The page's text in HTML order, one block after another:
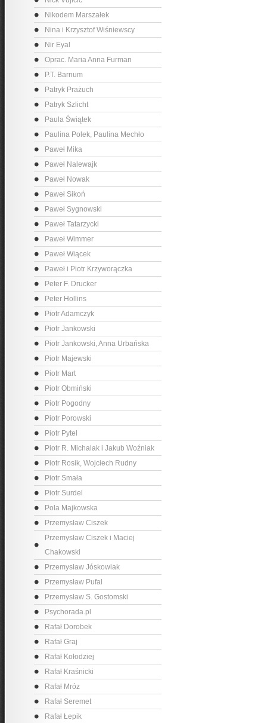
Nikodem Marszałek
Nina i Krzysztof Wiśniewscy
Nir Eyal
Oprac. Maria Anna Furman
P.T. Barnum
Patryk Prażuch
Patryk Szlicht
Paula Świątek
Paulina Polek, Paulina Mechło
Paweł Mika
Paweł Nalewajk
Paweł Nowak
Paweł Sikoń
Paweł Sygnowski
Paweł Tatarzycki
Paweł Wimmer
Paweł Wiącek
Paweł i Piotr Krzyworączka
Peter F. Drucker
Peter Hollins
Piotr Adamczyk
Piotr Jankowski
Piotr Jankowski, Anna Urbańska
Piotr Majewski
Piotr Mart
Piotr Obmiński
Piotr Pogodny
Piotr Porowski
Piotr Pytel
Piotr R. Michalak i Jakub Woźniak
Piotr Rosik, Wojciech Rudny
Piotr Smała
Piotr Surdel
Pola Majkowska
Przemysław Ciszek
Przemysław Ciszek i Maciej
Chakowski
Przemysław Jóskowiak
Przemysław Pufal
Przemysław S. Gostomski
Psychorada.pl
Rafał Dorobek
Rafał Graj
Rafał Kołodziej
Rafał Kraśnicki
Rafał Mróz
Rafał Seremet
Rafał Łepik